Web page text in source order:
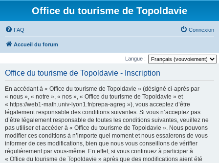
Office du tourisme de Topoldavie
FAQ Connexion
Accueil du forum
Langue :
Office du tourisme de Topoldavie - Inscription
En accédant à « Office du tourisme de Topoldavie » (désigné ci-après par
« nous », « notre », « nos », « Office du tourisme de Topoldavie » et
« https://web1-math.univ-lyon1.fr/prepa-agreg »), vous acceptez d’être
légalement responsable des conditions suivantes. Si vous n’acceptez pas
d’être légalement responsable de toutes les conditions suivantes, veuillez ne
pas utiliser et accéder à « Office du tourisme de Topoldavie ». Nous pouvons
modifier ces conditions à n’importe quel moment et nous essaierons de vous
informer de ces modifications, bien que nous vous conseillons de vérifier
régulièrement par vous-même. En effet, si vous continuez à participer à
« Office du tourisme de Topoldavie » après que des modifications aient été